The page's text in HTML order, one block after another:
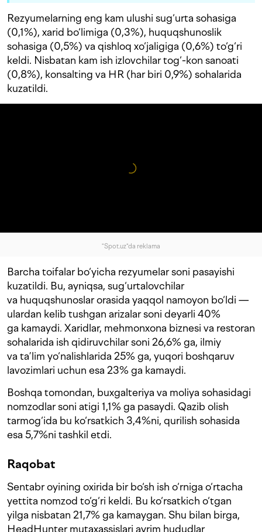
Rezyumelarning eng kam ulushi sug‘urta sohasiga
(0,1%), xarid bo‘limiga (0,3%), huquqshunoslik
sohasiga (0,5%) va qishloq xo‘jaligiga (0,6%) to‘g‘ri
keldi. Nisbatan kam ish izlovchilar tog‘-kon sanoati
(0,8%), konsalting va HR (har biri 0,9%) sohalarida
kuzatildi.
"Spot.uz"da reklama
Barcha toifalar bo‘yicha rezyumelar soni pasayishi
kuzatildi. Bu, ayniqsa, sug‘urtalovchilar
va huquqshunoslar orasida yaqqol namoyon bo‘ldi —
ulardan kelib tushgan arizalar soni deyarli 40%
ga kamaydi. Xaridlar, mehmonxona biznesi va restoran
sohalarida ish qidiruvchilar soni 26,6% ga, ilmiy
va ta’lim yo‘nalishlarida 25% ga, yuqori boshqaruv
lavozimlari uchun esa 23% ga kamaydi.
Boshqa tomondan, buxgalteriya va moliya sohasidagi
nomzodlar soni atigi 1,1% ga pasaydi. Qazib olish
tarmog‘ida bu ko‘rsatkich 3,4%ni, qurilish sohasida
esa 5,7%ni tashkil etdi.
Raqobat
Sentabr oyining oxirida bir bo‘sh ish o‘rniga o‘rtacha
yettita nomzod to‘g‘ri keldi. Bu ko‘rsatkich o‘tgan
yilga nisbatan 21,7% ga kamaygan. Shu bilan birga,
HeadHunter mutaxassislari ayrim hududlar